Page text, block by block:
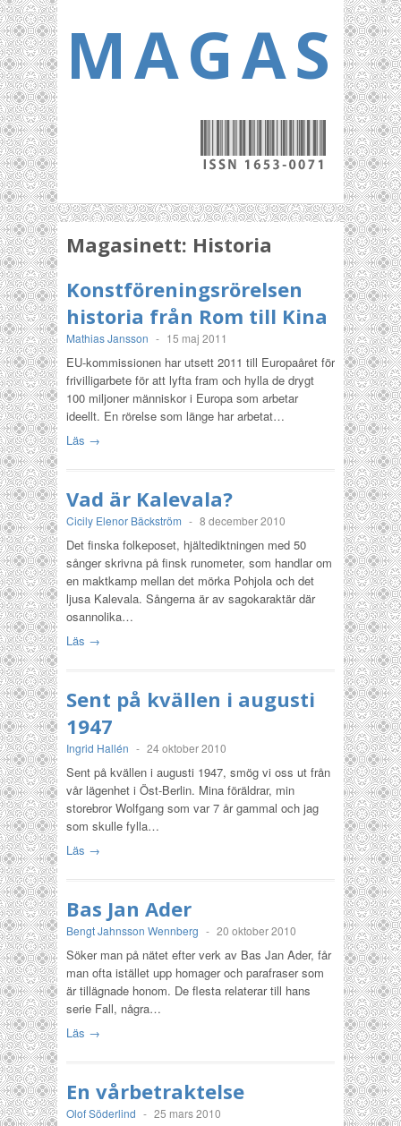
Magasinett: Historia
Konstföreningsrörelsen
historia från Rom till Kina
Mathias Jansson - 15 maj 2011
EU-kommissionen har utsett 2011 till Europaåret för
frivilligarbete för att lyfta fram och hylla de drygt
100 miljoner människor i Europa som arbetar
ideellt. En rörelse som länge har arbetat…
Läs →
Vad är Kalevala?
Cicily Elenor Bäckström - 8 december 2010
Det finska folkeposet, hjältediktningen med 50
sånger skrivna på finsk runometer, som handlar om
en maktkamp mellan det mörka Pohjola och det
ljusa Kalevala. Sångerna är av sagokaraktär där
osannolika…
Läs →
Sent på kvällen i augusti
1947
Ingrid Hallén - 24 oktober 2010
Sent på kvällen i augusti 1947, smög vi oss ut från
vår lägenhet i Öst-Berlin. Mina föräldrar, min
storebror Wolfgang som var 7 år gammal och jag
som skulle fylla…
Läs →
Bas Jan Ader
Bengt Jahnsson Wennberg - 20 oktober 2010
Söker man på nätet efter verk av Bas Jan Ader, får
man ofta istället upp homager och parafraser som
är tillägnade honom. De flesta relaterar till hans
serie Fall, några…
Läs →
En vårbetraktelse
Olof Söderlind - 25 mars 2010